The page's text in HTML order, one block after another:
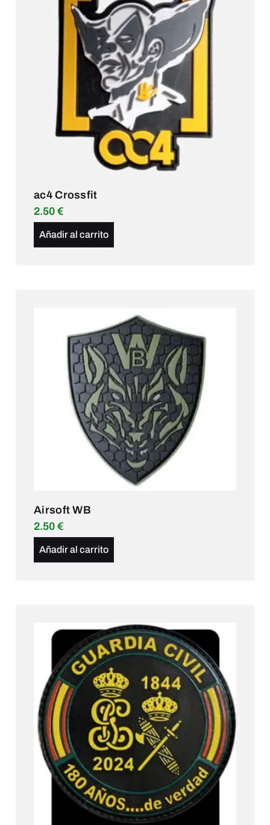
ac4 Crossfit
2.50 €
Añadir al carrito
Airsoft WB
2.50 €
Añadir al carrito